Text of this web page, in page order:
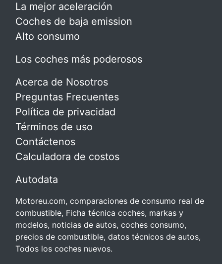
La mejor aceleración
Coches de baja emission
Alto consumo
Los coches más poderosos
Acerca de Nosotros
Preguntas Frecuentes
Política de privacidad
Términos de uso
Contáctenos
Calculadora de costos
Autodata
Motoreu.com, comparaciones de consumo real de
combustible, Ficha técnica coches, markas y
modelos, noticias de autos, coches consumo,
precios de combustible, datos técnicos de autos,
Todos los coches nuevos.